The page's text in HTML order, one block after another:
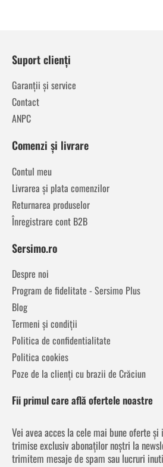
Suport clienți
Garanții și service
Contact
ANPC
Comenzi și livrare
Contul meu
Livrarea și plata comenzilor
Returnarea produselor
Înregistrare cont B2B
Sersimo.ro
Despre noi
Program de fidelitate - Sersimo Plus
Blog
Termeni și condiții
Politica de confidentialitate
Politica cookies
Poze de la clienți cu brazii de Crăciun
Fii primul care află ofertele noastre
Vei avea acces la cele mai bune oferte
trimise exclusiv abonaților noștri la
trimitem mesaje de spam sau lucruri